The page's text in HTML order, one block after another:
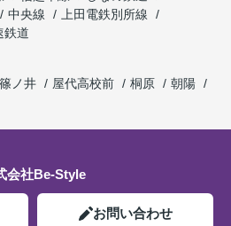
中央線
上田電鉄別所線
鉄道
篠ノ井 屋代高校前 桐原
朝陽
会社Be-Style
お問い合わせ